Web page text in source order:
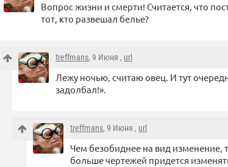
Вопрос жизни и смерти! Считается, что
тот, кто развешал белье?
treffmans, 9 Июня , url
Лежу ночью, считаю овец. И тут
задолбал!».
treffmans, 9 Июня , url
Чем безобиднее на вид изменение,
больше чертежей придется